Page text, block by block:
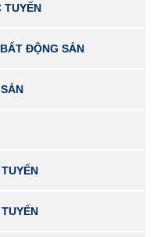
TUYẾN
ĐỘNG SẢN